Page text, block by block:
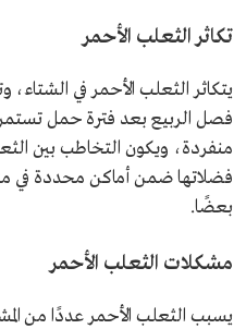
تكاثر الثعلب الأحمر
فصل الربيع بعد فترة حمل
منفردة، ويكون التخاطب بين
فضلاتها ضمن أماكن محددة في
بعضًا.
مشكلات الثعلب الأحمر
يسبب الثعلب الأحمر عددًا من